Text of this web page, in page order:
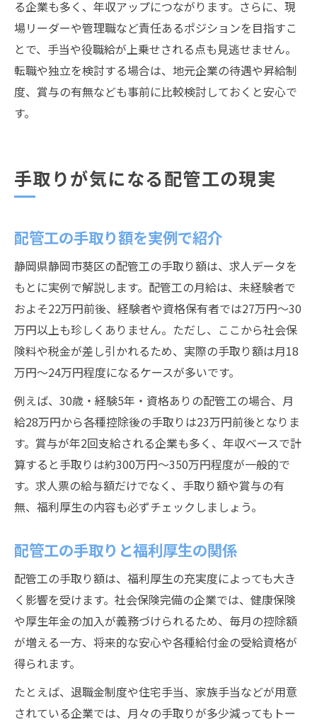
る企業も多く、年収アップにつながります。さらに、現
場リーダーや管理職など責任あるポジションを目指すこ
とで、手当や役職給が上乗せされる点も見逃せません。
転職や独立を検討する場合は、地元企業の待遇や昇給制
度、賞与の有無なども事前に比較検討しておくと安心で
す。
手取りが気になる配管工の現実
配管工の手取り額を実例で紹介
静岡県静岡市葵区の配管工の手取り額は、求人データを
もとに実例で解説します。配管工の月給は、未経験者で
およそ22万円前後、経験者や資格保有者では27万円〜30
万円以上も珍しくありません。ただし、ここから社会保
険料や税金が差し引かれるため、実際の手取り額は月18
万円〜24万円程度になるケースが多いです。
例えば、30歳・経験5年・資格ありの配管工の場合、月
給28万円から各種控除後の手取りは23万円前後となりま
す。賞与が年2回支給される企業も多く、年収ベースで計
算すると手取りは約300万円〜350万円程度が一般的で
す。求人票の給与額だけでなく、手取り額や賞与の有
無、福利厚生の内容も必ずチェックしましょう。
配管工の手取りと福利厚生の関係
配管工の手取り額は、福利厚生の充実度によっても大き
く影響を受けます。社会保険完備の企業では、健康保険
や厚生年金の加入が義務づけられるため、毎月の控除額
が増える一方、将来的な安心や各種給付金の受給資格が
得られます。
たとえば、退職金制度や住宅手当、家族手当などが用意
されている企業では、月々の手取りが多少減ってもトー